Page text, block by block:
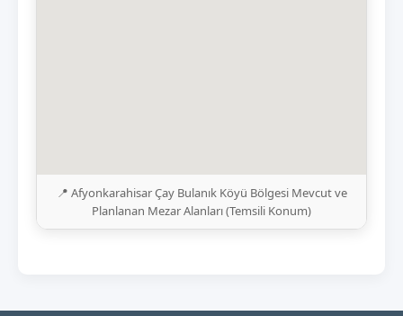
📍 Afyonkarahisar Çay Bulanık Köyü Bölgesi Mevcut ve
Planlanan Mezar Alanları (Temsili Konum)